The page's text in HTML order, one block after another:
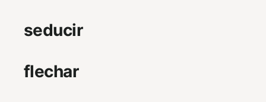
seducir
flechar